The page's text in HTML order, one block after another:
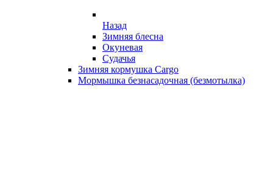
Назад
Зимняя блесна
Окуневая
Судачья
Зимняя кормушка Cargo
Мормышка безнасадочная (безмотылка)